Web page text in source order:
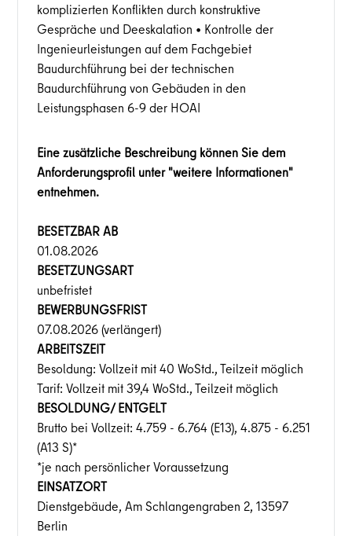
komplizierten Konflikten durch konstruktive
Gespräche und Deeskalation • Kontrolle der
Ingenieurleistungen auf dem Fachgebiet
Baudurchführung bei der technischen
Baudurchführung von Gebäuden in den
Leistungsphasen 6-9 der HOAI
Eine zusätzliche Beschreibung können Sie dem
Anforderungsprofil unter "weitere Informationen"
entnehmen.
BESETZBAR AB
01.08.2026
BESETZUNGSART
unbefristet
BEWERBUNGSFRIST
07.08.2026 (verlängert)
ARBEITSZEIT
Besoldung: Vollzeit mit 40 WoStd., Teilzeit möglich
Tarif: Vollzeit mit 39,4 WoStd., Teilzeit möglich
BESOLDUNG/ ENTGELT
Brutto bei Vollzeit: 4.759 - 6.764 (E13), 4.875 - 6.251
(A13 S)*
*je nach persönlicher Voraussetzung
EINSATZORT
Dienstgebäude, Am Schlangengraben 2, 13597
Berlin